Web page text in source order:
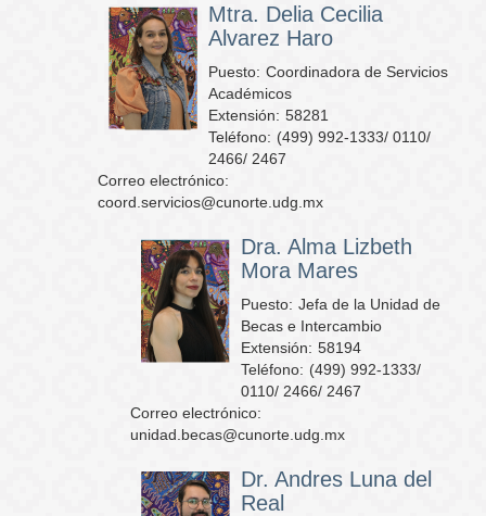
Mtra. Delia Cecilia
Alvarez Haro
Puesto: Coordinadora de Servicios
Académicos
Extensión: 58281
Teléfono: (499) 992-1333/ 0110/
2466/ 2467
Correo electrónico:
coord.servicios@cunorte.udg.mx
Dra. Alma Lizbeth
Mora Mares
Puesto: Jefa de la Unidad de
Becas e Intercambio
Extensión: 58194
Teléfono: (499) 992-1333/
0110/ 2466/ 2467
Correo electrónico:
unidad.becas@cunorte.udg.mx
Dr. Andres Luna del
Real